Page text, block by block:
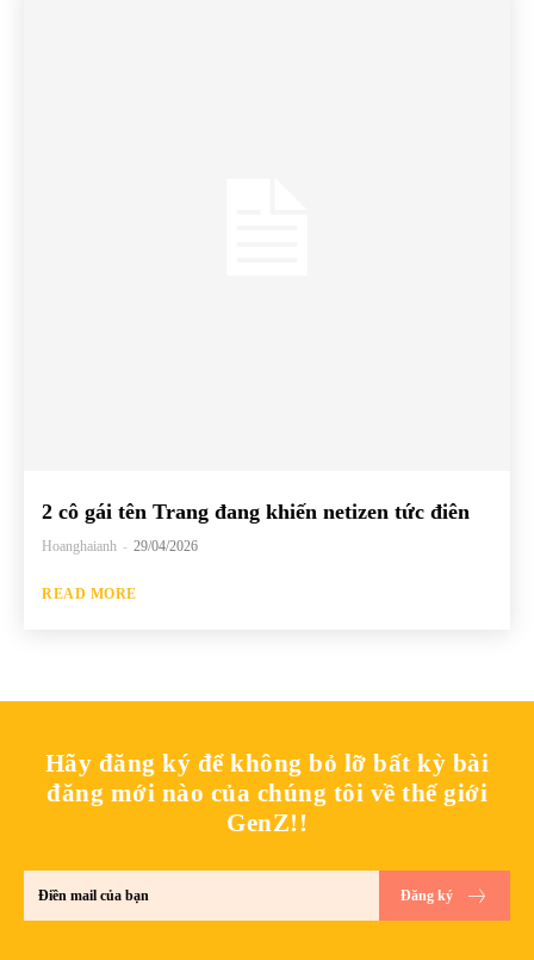
2 cô gái tên Trang đang khiến netizen tức điên
Hoanghaianh - 29/04/2026
READ MORE
Hãy đăng ký để không bỏ lỡ bất kỳ bài
đăng mới nào của chúng tôi về thế giới
GenZ!!
Đăng ký